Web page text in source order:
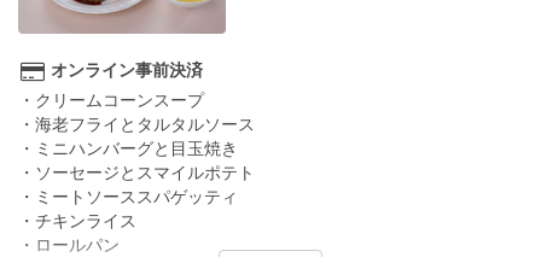
オンライン事前決済
・クリームコーンスープ
・海老フライとタルタルソース
・ミニハンバーグと目玉焼き
・ソーセージとスマイルポテト
・ミートソーススパゲッティ
・チキンライス
・ロールパン